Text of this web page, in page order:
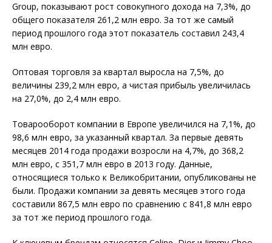
Group, показывают рост совокупного дохода на 7,3%, до
общего показателя 261,2 млн евро. За тот же самый
период прошлого года этот показатель составил 243,4
млн евро.
Оптовая торговля за квартал выросла на 7,5%, до
величины 239,2 млн евро, а чистая прибыль увеличилась
на 27,0%, до 2,4 млн евро.
Товарооборот компании в Европе увеличился на 7,1%, до
98,6 млн евро, за указанный квартал. За первые девять
месяцев 2014 года продажи возросли на 4,7%, до 368,2
млн евро, с 351,7 млн евро в 2013 году. Данные,
относящиеся только к Великобритании, опубликованы не
были. Продажи компании за девять месяцев этого года
составили 867,5 млн евро по сравнению с 841,8 млн евро
за тот же период прошлого года.